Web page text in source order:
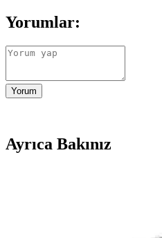
Yorumlar:
Yorum
Ayrıca Bakınız